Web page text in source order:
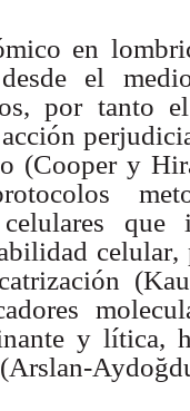
en
el
por tanto el
(Cooper y
que
celular,
y lítica,
A